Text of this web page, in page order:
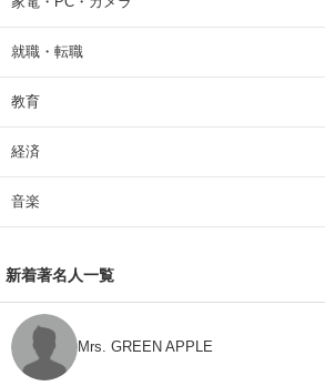
就職・転職
教育
経済
音楽
新着著名人一覧
Mrs. GREEN APPLE